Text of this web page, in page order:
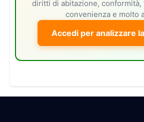
diritti di abitazione, conformità,
convenienza e molto
Accedi per analizzare